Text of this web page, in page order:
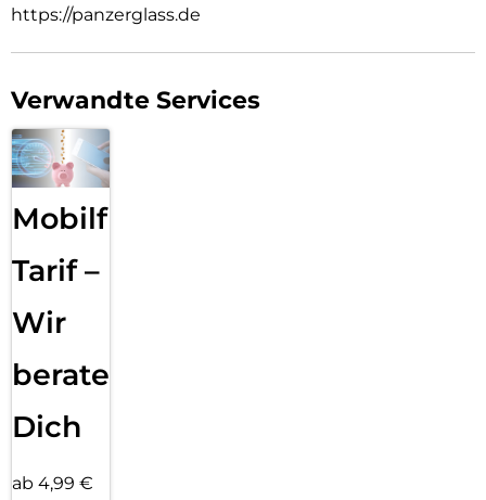
https://panzerglass.de
Verwandte Services
Mobilfunk
Tarif –
Wir
beraten
Dich
ab 4,99 €